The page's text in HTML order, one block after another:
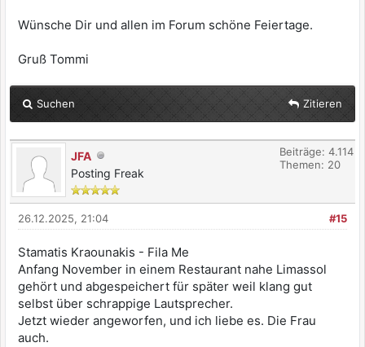
Wünsche Dir und allen im Forum schöne Feiertage.
Gruß Tommi
Suchen Zitieren
JFA
Posting Freak
Beiträge: 4.114
Themen: 20
#15
26.12.2025, 21:04
Stamatis Kraounakis - Fila Me
Anfang November in einem Restaurant nahe Limassol
gehört und abgespeichert für später weil klang gut
selbst über schrappige Lautsprecher.
Jetzt wieder angeworfen, und ich liebe es. Die Frau
auch.